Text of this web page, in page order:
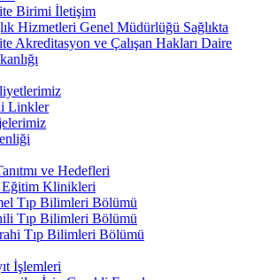
Birimi İletişim
Hizmetleri Genel Müdürlüğü Sağlıkta
Akreditasyon ve Çalışan Hakları Daire
Linkler
ve Hedefleri
Klinikleri
Tıp Bilimleri Bölümü
Tıp Bilimleri Bölümü
Tıp Bilimleri Bölümü
İşlemleri